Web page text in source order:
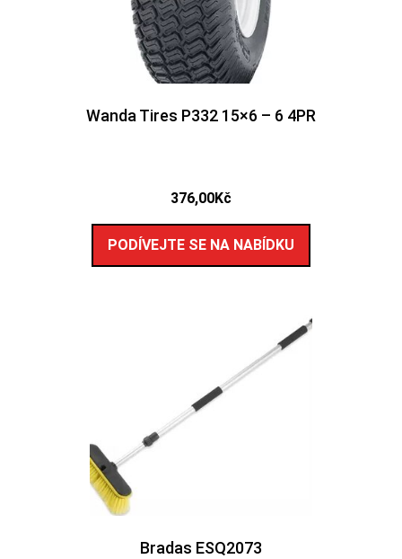
Wanda Tires P332 15×6 – 6 4PR
376,00Kč
PODÍVEJTE SE NA NABÍDKU
Bradas ESQ2073